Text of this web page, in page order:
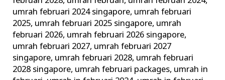
umrah februari 2024 singapore, umrah februari
2025, umrah februari 2025 singapore, umrah
februari 2026, umrah februari 2026 singapore,
umrah februari 2027, umrah februari 2027
singapore, umrah februari 2028, umrah februari
2028 singapore, umrah februari packages, umrah in